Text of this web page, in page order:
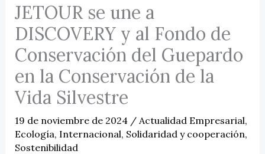
JETOUR se une a
DISCOVERY y al Fondo de
Conservación del Guepardo
en la Conservación de la
Vida Silvestre
19 de noviembre de 2024 / Actualidad Empresarial,
Ecología, Internacional, Solidaridad y cooperación,
Sostenibilidad